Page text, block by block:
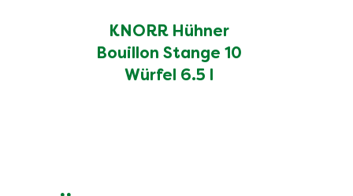
KNORR Hühner
Bouillon Stange 10
Würfel 6.5 l